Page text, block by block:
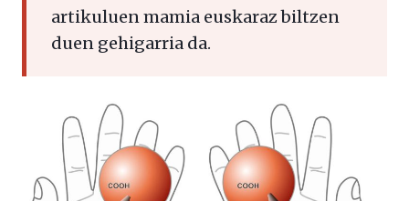
artikuluen mamia euskaraz biltzen
duen gehigarria da.